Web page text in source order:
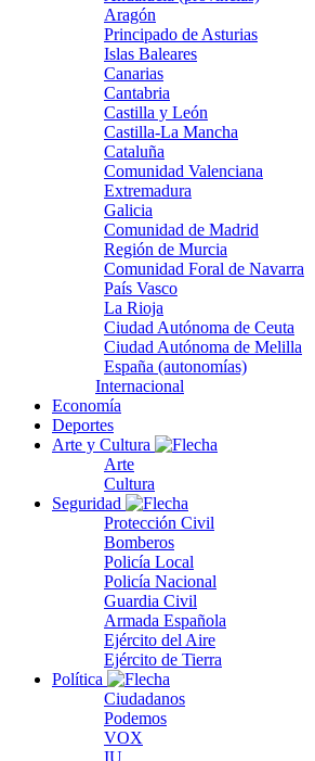
Aragón
Principado de Asturias
Islas Baleares
Canarias
Cantabria
Castilla y León
Castilla-La Mancha
Cataluña
Comunidad Valenciana
Extremadura
Galicia
Comunidad de Madrid
Región de Murcia
Comunidad Foral de Navarra
País Vasco
La Rioja
Ciudad Autónoma de Ceuta
Ciudad Autónoma de Melilla
España (autonomías)
Internacional
Economía
Deportes
Arte y Cultura
Arte
Cultura
Seguridad
Protección Civil
Bomberos
Policía Local
Policía Nacional
Guardia Civil
Armada Española
Ejército del Aire
Ejército de Tierra
Política
Ciudadanos
Podemos
VOX